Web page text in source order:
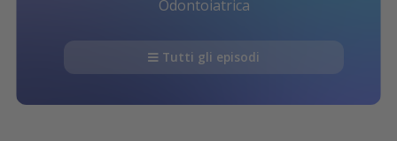
Odontoiatrica
Tutti gli episodi